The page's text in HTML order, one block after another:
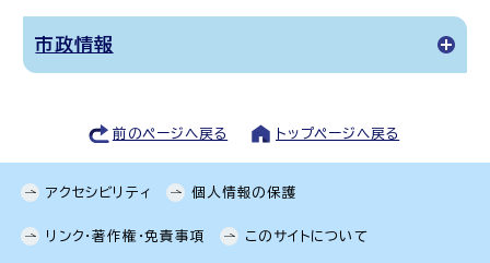
市政情報
前のページへ戻る トップページへ戻る
アクセシビリティ 個人情報の保護
リンク・著作権・免責事項 このサイトについて